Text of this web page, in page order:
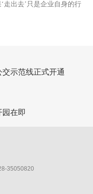
走出去’只是企业自身的行
示范线正式开通
在即
35050820